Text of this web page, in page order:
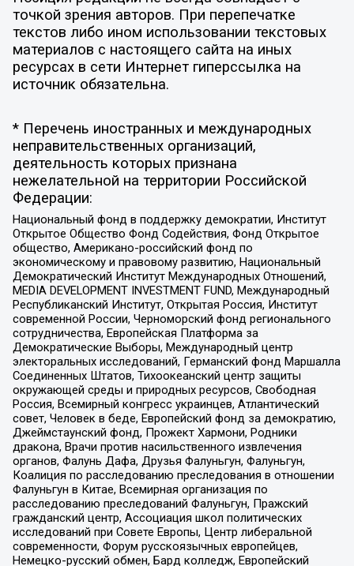
точкой зрения авторов. При перепечатке
текстов либо ином использовании текстовых
материалов с настоящего сайта на иных
ресурсах в сети Интернет гиперссылка на
источник обязательна.
* Перечень иностранных и международных
неправительственных организаций,
деятельность которых признана
нежелательной на территории Российской
Федерации:
Национальный фонд в поддержку демократии, Институт
Открытое Общество Фонд Содействия, Фонд Открытое
общество, Американо-российский фонд по
экономическому и правовому развитию, Национальный
Демократический Институт Международных Отношений,
MEDIA DEVELOPMENT INVESTMENT FUND, Международный
Республиканский Институт, Открытая Россия, Институт
современной России, Черноморский фонд регионального
сотрудничества, Европейская Платформа за
Демократические Выборы, Международный центр
электоральных исследований, Германский фонд Маршалла
Соединенных Штатов, Тихоокеанский центр защиты
окружающей среды и природных ресурсов, Свободная
Россия, Всемирный конгресс украинцев, Атлантический
совет, Человек в беде, Европейский фонд за демократию,
Джеймстаунский фонд, Прожект Хармони, Родники
дракона, Врачи против насильственного извлечения
органов, Фалунь Дафа, Друзья Фалуньгун, Фалуньгун,
Коалиция по расследованию преследования в отношении
Фалуньгун в Китае, Всемирная организация по
расследованию преследований Фалуньгун, Пражский
гражданский центр, Ассоциация школ политических
исследований при Совете Европы, Центр либеральной
современности, Форум русскоязычных европейцев,
Немецко-русский обмен, Бард колледж, Европейский